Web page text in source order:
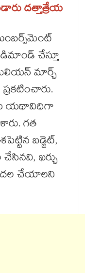
దత్తాత్రేయ
చేస్తూ
మార్చ్
ప్రకటించారు.
యథావిధిగా
గత
బడ్జెట్,
ఖర్చు
చేయాలని